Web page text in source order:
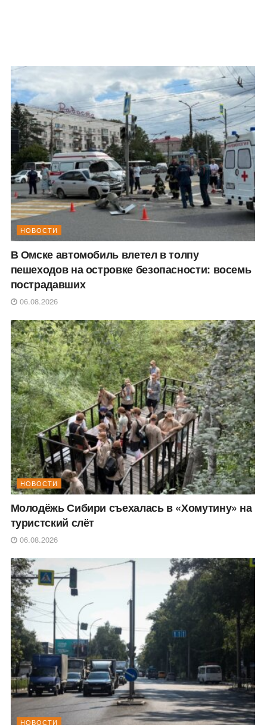
НОВОСТИ
В Омске автомобиль влетел в толпу
пешеходов на островке безопасности: восемь
пострадавших
06.08.2026
НОВОСТИ
Молодёжь Сибири съехалась в «Хомутину» на
туристский слёт
06.08.2026
НОВОСТИ